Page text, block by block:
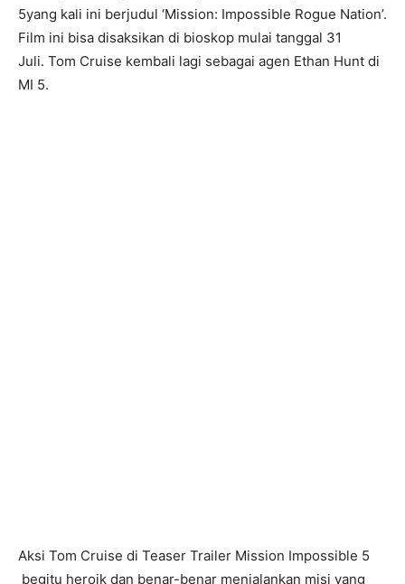
5yang kali ini berjudul ‘Mission: Impossible Rogue Nation’.
Film ini bisa disaksikan di bioskop mulai tanggal 31
Juli. Tom Cruise kembali lagi sebagai agen Ethan Hunt di
MI 5.
Aksi Tom Cruise di Teaser Trailer Mission Impossible 5
begitu heroik dan benar-benar menjalankan misi yang